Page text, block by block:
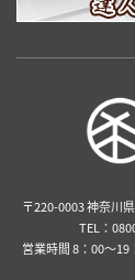
〒220-0003 神奈川
TEL：
営業時間 8：00～19